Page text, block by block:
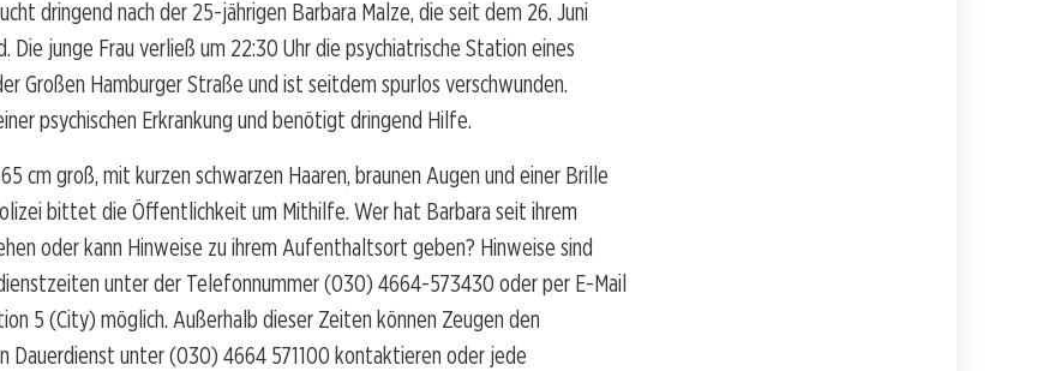
dringend nach der 25-jährigen Barbara Malze, die seit dem 26. Juni
Die junge Frau verließ um 22:30 Uhr die psychiatrische Station eines
Großen Hamburger Straße und ist seitdem spurlos verschwunden.
psychischen Erkrankung und benötigt dringend Hilfe.
cm groß, mit kurzen schwarzen Haaren, braunen Augen und einer Brille
bittet die Öffentlichkeit um Mithilfe. Wer hat Barbara seit ihrem
oder kann Hinweise zu ihrem Aufenthaltsort geben? Hinweise sind
unter der Telefonnummer (030) 4664-573430 oder per E-Mail
5 (City) möglich. Außerhalb dieser Zeiten können Zeugen den
Dauerdienst unter (030) 4664 571100 kontaktieren oder jede